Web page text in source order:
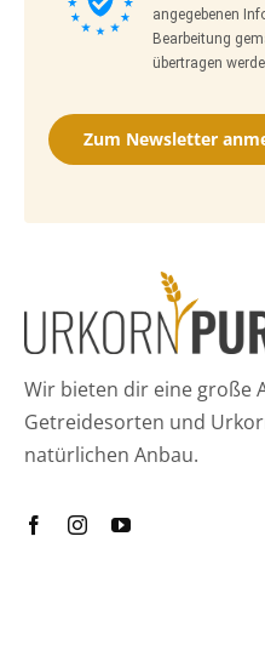
angegebenen
Bearbeitung
übertragen
Zum Newsletter
Wir bieten dir eine große
Getreidesorten und
natürlichen Anbau.